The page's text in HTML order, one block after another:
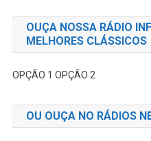
OUÇA NOSSA RÁDIO
MELHORES CLÁSSICOS
OPÇÃO 1 OPÇÃO 2
OU OUÇA NO RÁDIOS